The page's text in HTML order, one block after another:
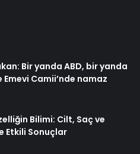
Bir yanda ABD, bir yanda
Emevi Camii’nde namaz
Bilimi: Cilt, Saç ve
Etkili Sonuçlar